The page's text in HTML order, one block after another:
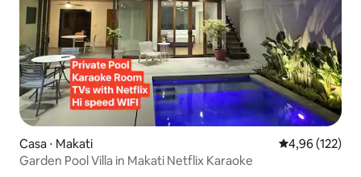
Casa ⋅ Makati 4,96 de uma
4,96 (122)
Garden Pool Villa in Makati Netflix Karaoke